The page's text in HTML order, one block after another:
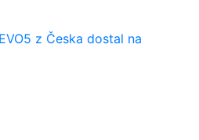
z Česka dostal na